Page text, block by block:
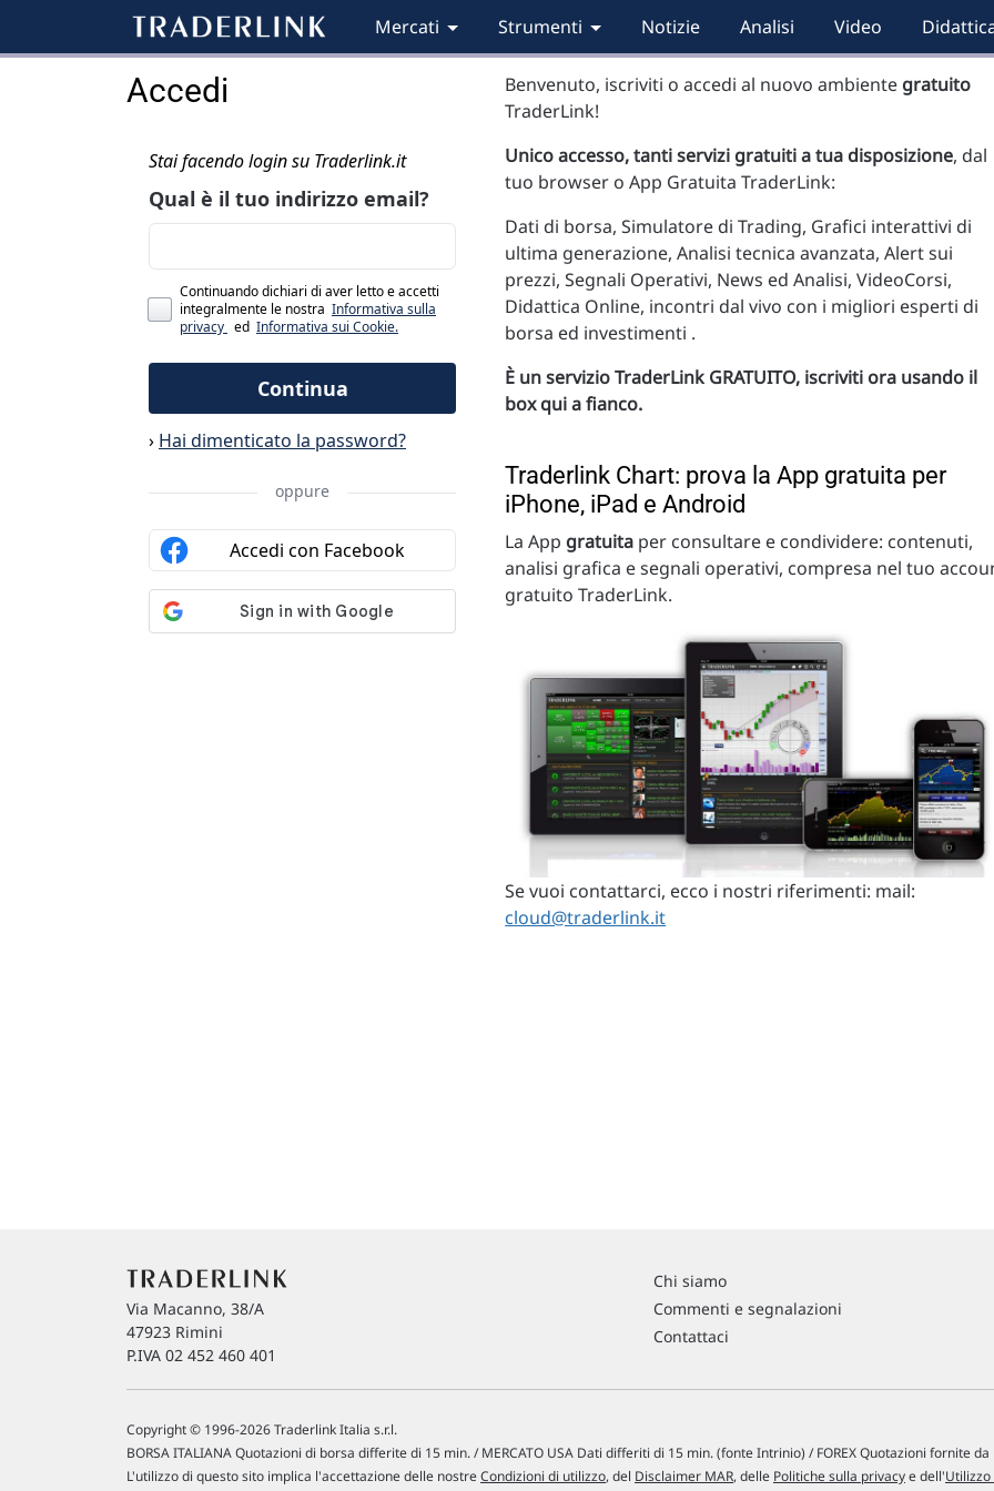
Mercati Strumenti Notizie Analisi Video
Accedi Benvenuto, iscriviti o accedi al nuovo ambiente gratuito
TraderLink!
Unico accesso, tanti servizi gratuiti a tua disposizione, dal
tuo browser o App Gratuita TraderLink:
Dati di borsa, Simulatore di Trading, Grafici interattivi di
ultima generazione, Analisi tecnica avanzata, Alert sui
prezzi, Segnali Operativi, News ed Analisi, VideoCorsi,
Didattica Online, incontri dal vivo con i migliori esperti di
borsa ed investimenti .
È un servizio TraderLink GRATUITO, iscriviti ora usando il
box qui a fianco.
Traderlink Chart: prova la App gratuita per
iPhone, iPad e Android
La App gratuita per consultare e condividere: contenuti,
analisi grafica e segnali operativi, compresa nel tuo
gratuito TraderLink.
Se vuoi contattarci, ecco i nostri riferimenti: mail:
cloud@traderlink.it
Via Macanno, 38/A
47923 Rimini
P.IVA 02 452 460 401
Chi siamo
Commenti e segnalazioni
Contattaci
Copyright © 1996-2026 Traderlink Italia s.r.l.
BORSA ITALIANA Quotazioni di borsa differite di 15 min. / MERCATO USA Dati differiti di 15 min. (fonte Intrinio) / FOREX Quotazioni fornite da
L'utilizzo di questo sito implica l'accettazione delle nostreCondizioni di utilizzo, del Disclaimer MAR, delle Politiche sulla privacye dell'